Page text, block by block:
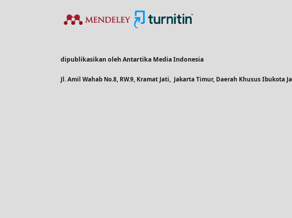
dipublikasikan oleh Antartika Media Indonesia
Jl. Amil Wahab No.8, RW.9, Kramat Jati, Jakarta Timur, Daerah Khusus Ibukota